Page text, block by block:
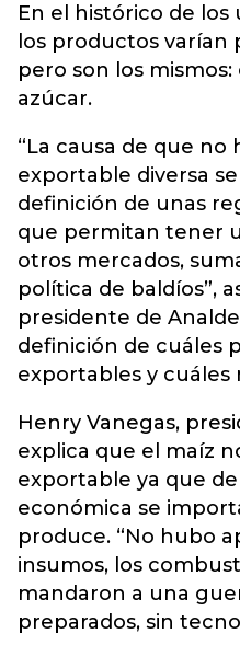
En el histórico de
los productos
pero son los
azúcar.
“La causa de que no
exportable diversa
definición de unas
que permitan tener
otros mercados,
política de baldíos”,
presidente de
definición de cuáles
exportables y cuáles
Henry Vanegas,
explica que el maíz
exportable ya que
económica se
produce. “No hubo
insumos, los
mandaron a una
preparados, sin